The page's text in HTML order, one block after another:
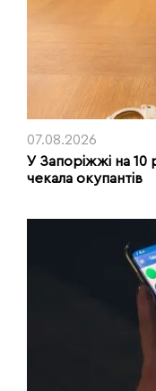
07.08.2026
У Запоріжжі на 10
чекала окупантів